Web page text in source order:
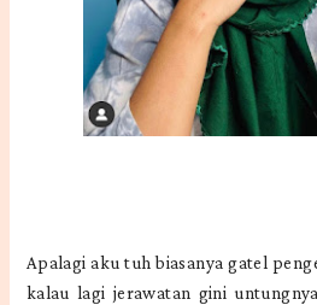
Apalagi aku tuh biasanya gatel
kalau lagi jerawatan gini